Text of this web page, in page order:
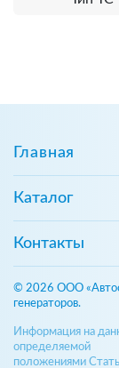
Главная
Каталог
Контакты
© 2026 ООО
генераторов.
Информация на
определяемой
положениями